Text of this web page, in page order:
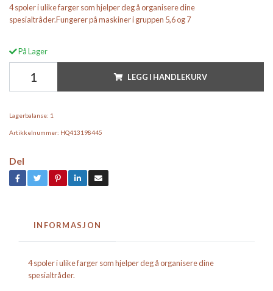
4 spoler i ulike farger som hjelper deg å organisere dine
spesialtråder.Fungerer på maskiner i gruppen 5,6 og 7
På Lager
LEGG I HANDLEKURV
Lagerbalanse: 1
Artikkelnummer: HQ413198445
Del
INFORMASJON
4 spoler i ulike farger som hjelper deg å organisere dine
spesialtråder.